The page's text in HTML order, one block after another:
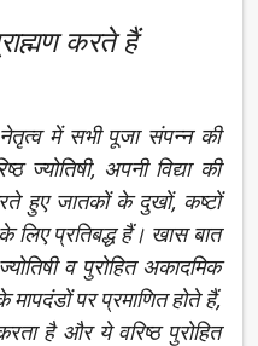
करते हैं
में सभी पूजा संपन्न की
ज्योतिषी, अपनी विद्या की
हुए जातकों के दुखों, कष्टों
प्रतिबद्ध हैं। खास बात
व पुरोहित अकादमिक
पर प्रमाणित होते हैं,
है और ये वरिष्ठ पुरोहित